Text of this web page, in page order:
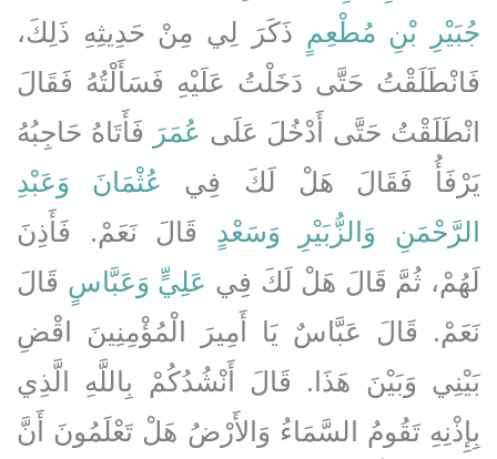
جُبَيْرِ بْنِ مُطْعِمٍ ذَكَرَ لِي مِنْ حَدِيثِهِ ذَلِكَ،
فَانْطَلَقْتُ حَتَّى دَخَلْتُ عَلَيْهِ فَسَأَلْتُهُ فَقَالَ
انْطَلَقْتُ حَتَّى أَدْخُلَ عَلَى عُمَرَ فَأَتَاهُ حَاجِبُهُ
يَرْفَأُ فَقَالَ هَلْ لَكَ فِي عُثْمَانَ
وَعَبْدِ
الرَّحْمَنِ
وَالزُّبَيْرِ وَسَعْدٍ قَالَ نَعَمْ‏.‏ فَأَذِنَ
لَهُمْ، ثُمَّ قَالَ هَلْ لَكَ فِي عَلِيٍّ وَعَبَّاسٍ قَالَ
نَعَمْ‏.‏ قَالَ عَبَّاسٌ يَا أَمِيرَ الْمُؤْمِنِينَ اقْضِ
بَيْنِي وَبَيْنَ هَذَا‏.‏ قَالَ أَنْشُدُكُمْ بِاللَّهِ الَّذِي
بِإِذْنِهِ تَقُومُ السَّمَاءُ وَالأَرْضُ هَلْ تَعْلَمُونَ أَنَّ